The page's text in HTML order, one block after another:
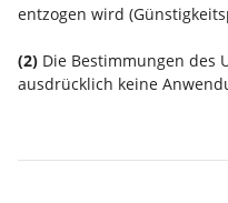
entzogen wird
(2) Die Bestimmungen des
ausdrücklich keine